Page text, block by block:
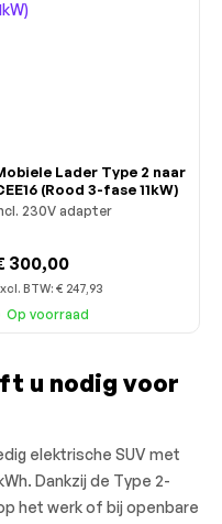
Lader Type 2 naar
(Rood 3-fase 11kW)
230V adapter
300,00
BTW: € 247,93
Op voorraad
u nodig voor
elektrische SUV met
Dankzij de Type 2-
het werk of bij openbare